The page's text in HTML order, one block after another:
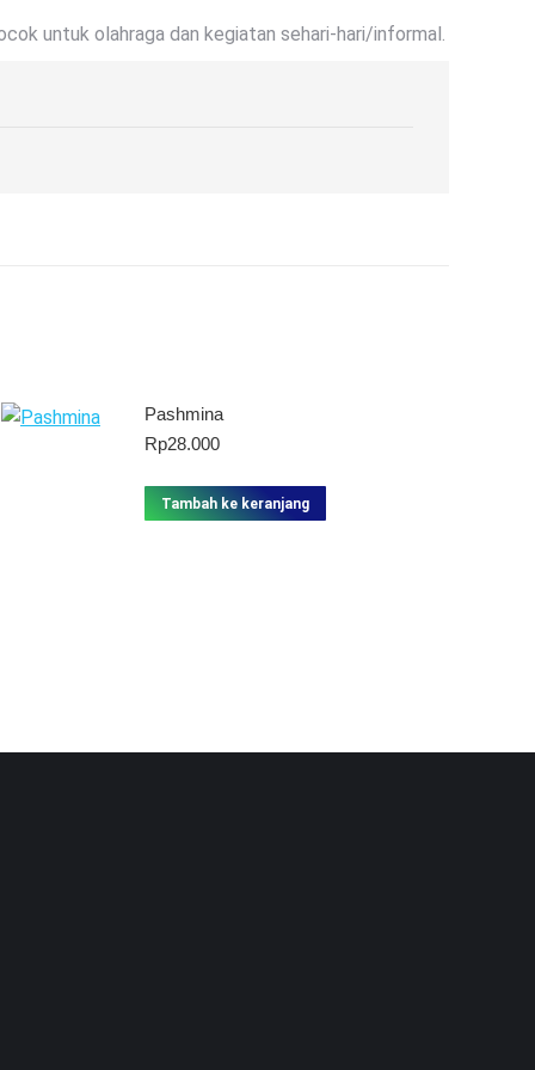
untuk olahraga dan kegiatan sehari-hari/informal.
Pashmina
Rp28.000
Tambah ke keranjang